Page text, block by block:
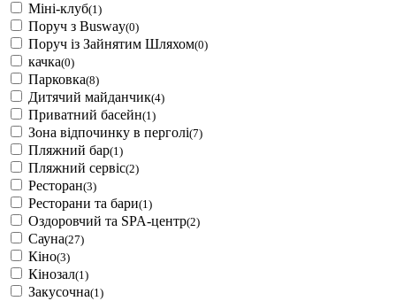
Міні-клуб(1)
Поруч з Busway(0)
Поруч із Зайнятим Шляхом(0)
качка(0)
Парковка(8)
Дитячий майданчик(4)
Приватний басейн(1)
Зона відпочинку в перголі(7)
Пляжний бар(1)
Пляжний сервіс(2)
Ресторан(3)
Ресторани та бари(1)
Оздоровчий та SPA-центр(2)
Сауна(27)
Кіно(3)
Кінозал(1)
Закусочна(1)